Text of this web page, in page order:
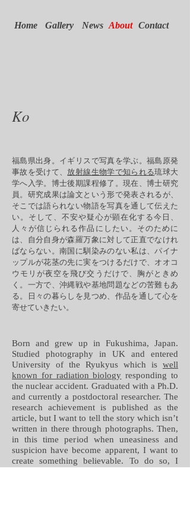
Home Gallery News About Contact
Ko
福島県出身。イギリスで写真を学ぶ。 福島原発
事故を受けて、 放射線生物学で知られる琉球大
学へ入学。博士後期課程修了。現在、博士研究
員。研究成果は論文という形で発表されるが、
そこでは語られない物語を写真を通して伝えた
い。そして、不安や疑心が顕在化する今日、
人々が信じられる作品にしたい。そのために
は、自分自身が森羅万象に対して正直でなけれ
ばならない。南国に馴染みのない私は、パイナ
ップルが花茎の先に実をつけるだけで、オオコ
ウモリが夜空を飛び交うだけで、胸がときめ
く。一方で、沖縄戦や基地問題などの苦難もあ
る。日々の暮らしを見つめ、作品を通して心を
寄せていきたい。
Born and grew up in Fukushima, Japan.
Studied photography in UK and entered
University of the Ryukyus which is well
known for radiation biology responding to
the nuclear accident. Graduated with a Ph.D.
and currently a postdoctoral researcher. The
research achievement is published as the
article, but I want to tell the story which isn’t
written in there through photographs. Then,
in this time period when uneasiness and
suspicion have become apparent, I want to
create something believable. To do so, I